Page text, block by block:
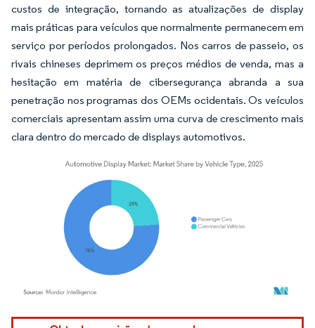
custos de integração, tornando as atualizações de display
mais práticas para veículos que normalmente permanecem em
serviço por períodos prolongados. Nos carros de passeio, os
rivais chineses deprimem os preços médios de venda, mas a
hesitação em matéria de cibersegurança abranda a sua
penetração nos programas dos OEMs ocidentais. Os veículos
comerciais apresentam assim uma curva de crescimento mais
clara dentro do mercado de displays automotivos.
Imagem © Mordor Intelligence. O reuso requer atribuição conforme CC BY 4.0.